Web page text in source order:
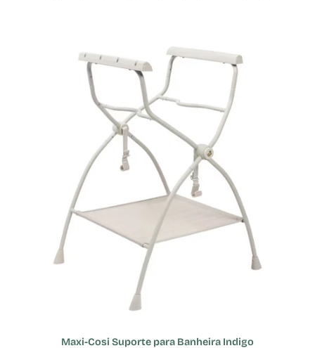
Maxi-Cosi Suporte para Banheira Indigo